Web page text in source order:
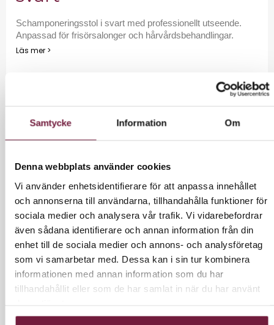
Samtycke Information Om
Denna webbplats använder cookies
Vi använder enhetsidentifierare för att anpassa innehållet
och annonserna till användarna, tillhandahålla funktioner för
sociala medier och analysera vår trafik. Vi vidarebefordrar
även sådana identifierare och annan information från din
enhet till de sociala medier och annons- och analysföretag
som vi samarbetar med. Dessa kan i sin tur kombinera
informationen med annan information som du har
tillhandahållit eller som de har samlat in när du har använt
Schamponeringsstol i svart med professionellt utseende.
Anpassad för frisörsalonger och hårvårdsbehandlingar.
Läs mer >
11 760,00 kr
14700 kr inkl moms.
LÄGG I VARUKORG
INFORMATION
Elegant hårtvätt med italiensk design
Gabbiano C37 hårtvätt kombinerar ett estetiskt